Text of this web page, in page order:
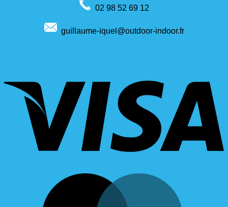
02 98 52 69 12
guillaume-iquel@outdoor-indoor.fr